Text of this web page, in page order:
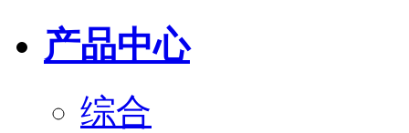
产品中心
综合